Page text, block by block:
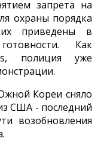
запрета на
охраны порядка
приведены в
Как
полиция уже
Кореи сняло
США - последний
возобновления